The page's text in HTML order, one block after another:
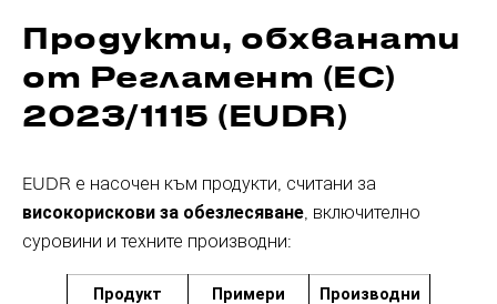
Продукти, обхванати
от Регламент (ЕС)
2023/1115 (EUDR)
EUDR е насочен към продукти, считани за
високорискови за обезлесяване , включително
суровини и техните производни:
Продукт Примери Производни